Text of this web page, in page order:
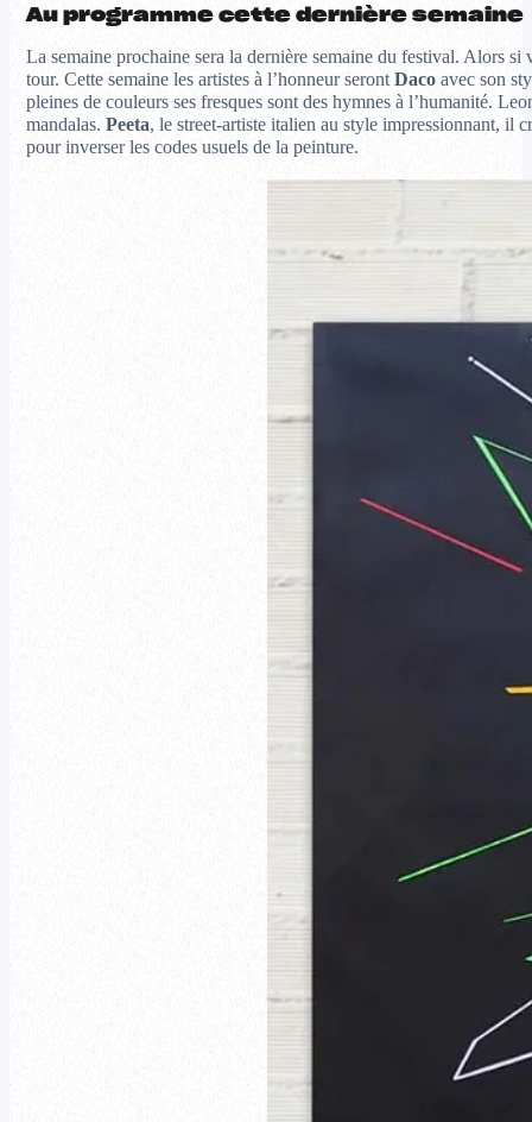
Au programme cette dernière semaine
La semaine prochaine sera la dernière semaine du festival. Alors
tour. Cette semaine les artistes à l’honneur serontDacoavec son
pleines de couleurs ses fresques sont des hymnes à l’humanité.
mandalas. Peeta, le street-artiste italien au style impressionnant, il
pour inverser les codes usuels de la peinture.